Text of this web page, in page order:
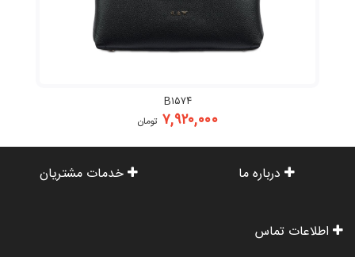
B۱۵۷۴
۷,۹۲۰,۰۰۰ تومان
درباره ما خدمات مشتریان
اطلاعات تماس